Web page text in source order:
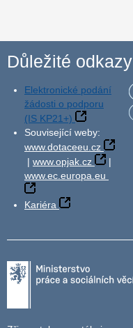
Důležité odkazy
Elektronické podání
žádosti o podporu
(IS KP21+)
Související weby:
www.dotaceeu.cz
| www.opjak.cz
|
www.ec.europa.eu
Kariéra